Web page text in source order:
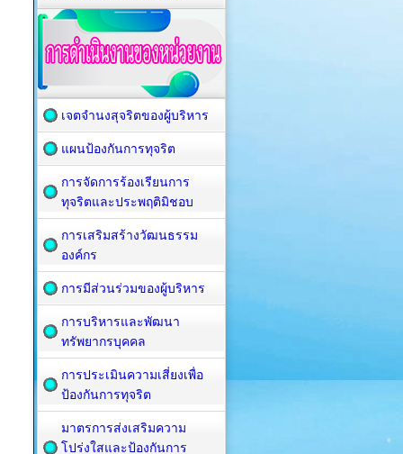
เจตจำนงสุจริตของผู้บริหาร
แผนป้องกันการทุจริต
การจัดการร้องเรียนการ
ทุจริตและประพฤติมิชอบ
การเสริมสร้างวัฒนธรรม
องค์กร
การมีส่วนร่วมของผู้บริหาร
การบริหารและพัฒนา
ทรัพยากรบุคคล
การประเมินความเสี่ยงเพื่อ
ป้องกันการทุจริต
มาตรการส่งเสริมความ
โปร่งใสและป้องกันการ